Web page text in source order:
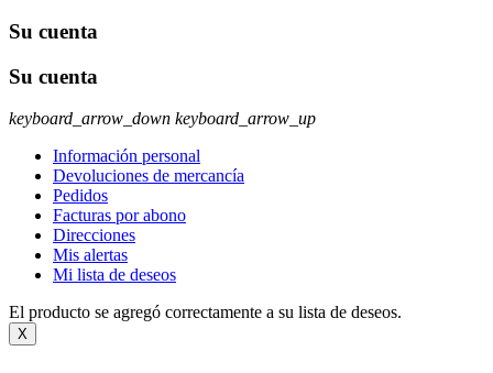
Su cuenta
Su cuenta
keyboard_arrow_down keyboard_arrow_up
Información personal
Devoluciones de mercancía
Pedidos
Facturas por abono
Direcciones
Mis alertas
Mi lista de deseos
El producto se agregó correctamente a su lista de deseos.
X